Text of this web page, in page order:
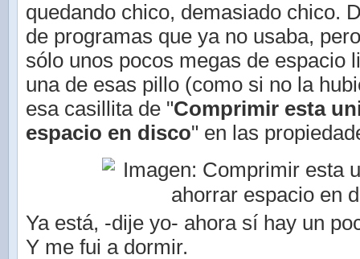
quedando chico, demasiado chico.
de programas que ya no usaba,
sólo unos pocos megas de espacio
una de esas pillo (como si no la
esa casillita de "Comprimir esta
espacio en disco" en las
Ya está, -dije yo- ahora sí hay un
Y me fui a dormir.